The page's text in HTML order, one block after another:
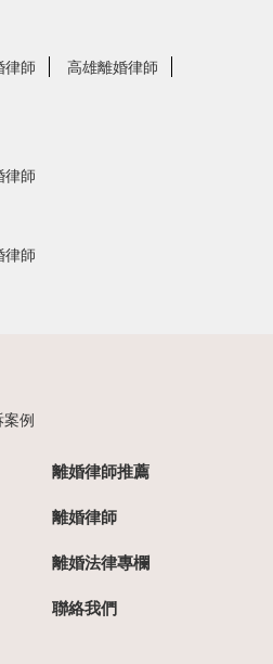
律師
高雄離婚律師
律師
律師
例
離婚律師推薦
離婚律師
離婚法律專欄
聯絡我們